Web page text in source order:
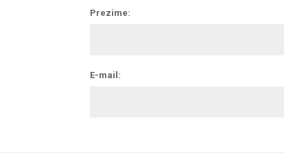
Prezime:
E-mail: